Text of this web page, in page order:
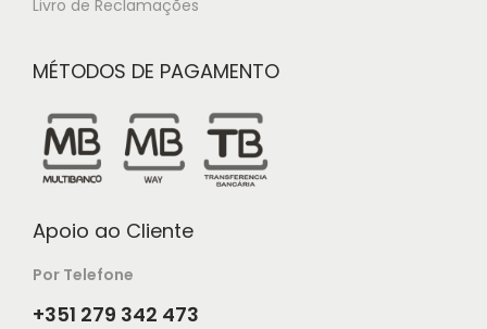
Livro de Reclamações
MÉTODOS DE PAGAMENTO
Apoio ao Cliente
Por Telefone
+351 279 342 473